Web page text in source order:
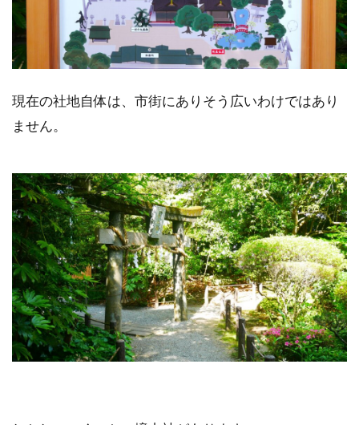
現在の社地自体は、市街にありそう広いわけではあり
ません。